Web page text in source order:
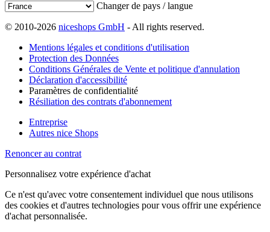
Changer de pays / langue
© 2010-2026 niceshops GmbH - All rights reserved.
Mentions légales et conditions d'utilisation
Protection des Données
Conditions Générales de Vente et politique d'annulation
Déclaration d'accessibilité
Paramètres de confidentialité
Résiliation des contrats d'abonnement
Entreprise
Autres nice Shops
Renoncer au contrat
Personnalisez votre expérience d'achat
Ce n'est qu'avec votre consentement individuel que nous utilisons
des cookies et d'autres technologies pour vous offrir une expérience
d'achat personnalisée.